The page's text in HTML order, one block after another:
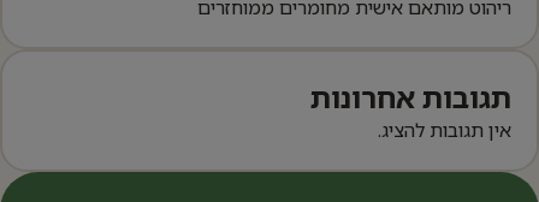
ריהוט מותאם אישית מחומרים ממוחזרים
תגובות אחרונות
אין תגובות להציג.